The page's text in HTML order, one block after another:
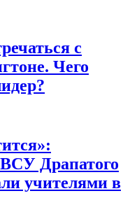
с
Чего
Драпатого
учителями в